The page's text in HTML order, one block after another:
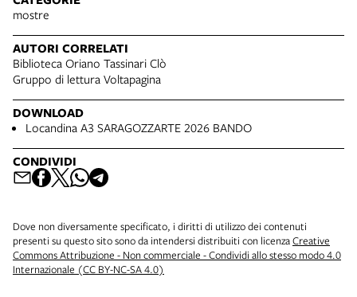
mostre
AUTORI CORRELATI
Biblioteca Oriano Tassinari Clò
Gruppo di lettura Voltapagina
DOWNLOAD
Locandina A3 SARAGOZZARTE 2026 BANDO
CONDIVIDI
Dove non diversamente specificato, i diritti di utilizzo dei contenuti
presenti su questo sito sono da intendersi distribuiti con licenzaCreative
Commons Attribuzione - Non commerciale - Condividi allo stesso modo 4.0
Internazionale (CC BY-NC-SA 4.0)